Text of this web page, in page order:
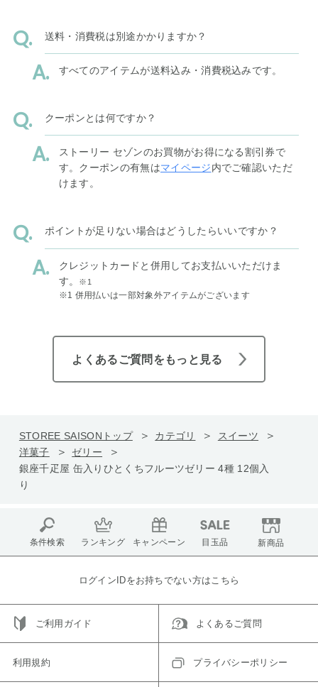
送料・消費税は別途かかりますか？
すべてのアイテムが送料込み・消費税込みです。
クーポンとは何ですか？
ストーリー セゾンのお買物がお得になる割引券で
す。クーポンの有無はマイページ内でご確認いただ
けます。
ポイントが足りない場合はどうしたらいいですか？
クレジットカードと併用してお支払いいただけま
す。
※1
※1 併用払いは一部対象外アイテムがございます
よくあるご質問をもっと見る
STOREE SAISONトップ カテゴリ
スイーツ
洋菓子
ゼリー
銀座千疋屋 缶入りひとくちフルーツゼリー 4種 12個入
り
条件検索 ランキング キャンペーン 目玉品 新商品
ログインIDをお持ちでない方はこちら
ご利用ガイド よくあるご質問
利用規約 プライバシーポリシー